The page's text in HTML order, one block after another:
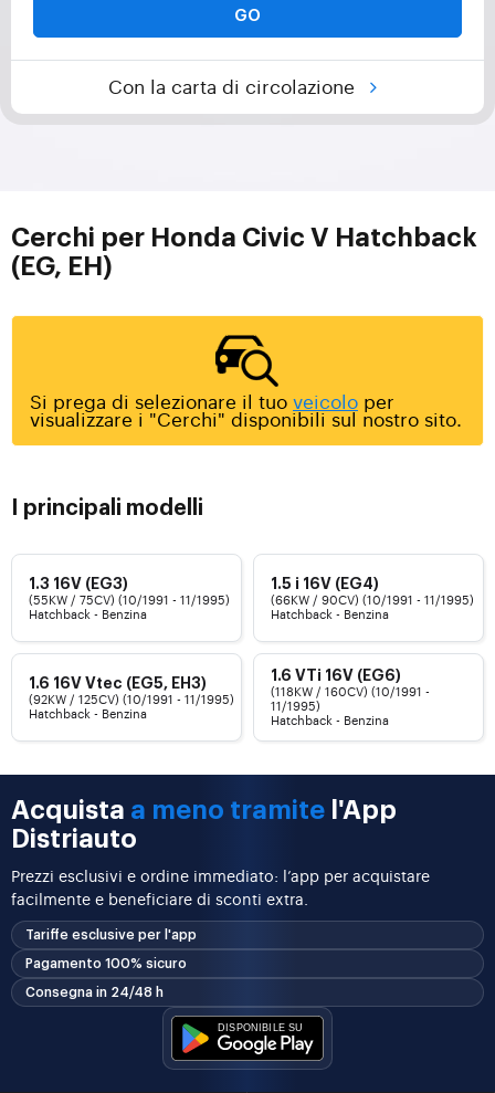
GO
Con la carta di circolazione
Cerchi per Honda Civic V Hatchback
(EG, EH)
Si prega di selezionare il tuo veicolo per
visualizzare i "Cerchi" disponibili sul nostro sito.
I principali modelli
1.3 16V (EG3)
(55KW / 75CV) (10/1991 - 11/1995)
Hatchback - Benzina
1.5 i 16V (EG4)
(66KW / 90CV) (10/1991 - 11/1995)
Hatchback - Benzina
1.6 16V Vtec (EG5, EH3)
(92KW / 125CV) (10/1991 - 11/1995)
Hatchback - Benzina
1.6 VTi 16V (EG6)
(118KW / 160CV) (10/1991 -
11/1995)
Hatchback - Benzina
Acquista a meno tramite l'App
Distriauto
Prezzi esclusivi e ordine immediato: l’app per acquistare
facilmente e beneficiare di sconti extra.
Tariffe esclusive per l'app
Pagamento 100% sicuro
Consegna in 24/48 h